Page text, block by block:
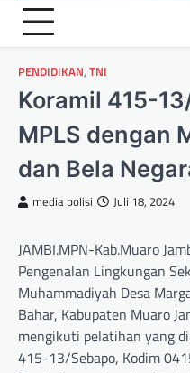
PENDIDIKAN, TNI
Koramil 415-
MPLS dengan
dan Bela
media polisi Juli 18, 2024
JAMBI.MPN-Kab.Muaro
Pengenalan Lingkungan
Muhammadiyah Desa
Bahar, Kabupaten Muaro
mengikuti pelatihan yang
415-13/Sebapo, Kodim